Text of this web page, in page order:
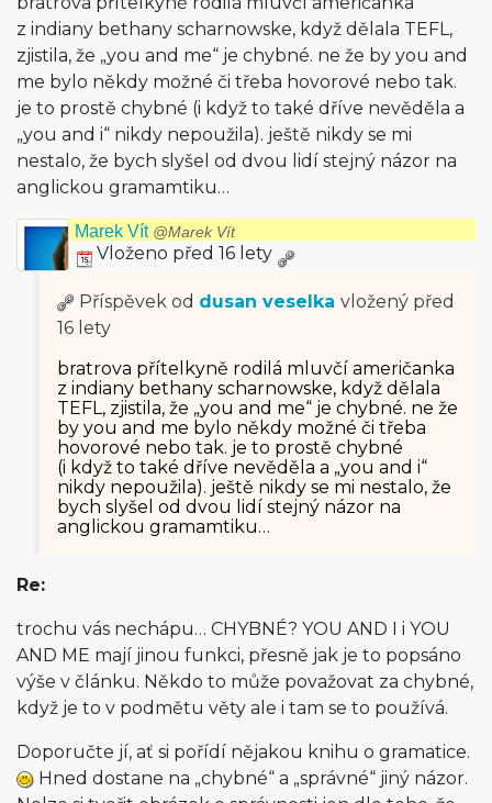
z indiany bethany scharnowske, když dělala TEFL,
zjistila, že „you and me“ je chybné. ne že by you and
me bylo někdy možné či třeba hovorové nebo tak.
je to prostě chybné (i když to také dříve nevěděla a
„you and i“ nikdy nepoužila). ještě nikdy se mi
nestalo, že bych slyšel od dvou lidí stejný názor na
anglickou gramamtiku…
Marek Vít @Marek Vít
Vloženo před 16 lety
Příspěvek od dusan veselka vložený před
16 lety
bratrova přítelkyně rodilá mluvčí američanka
z indiany bethany scharnowske, když dělala
TEFL, zjistila, že „you and me“ je chybné. ne že
by you and me bylo někdy možné či třeba
hovorové nebo tak. je to prostě chybné
(i když to také dříve nevěděla a „you and i“
nikdy nepoužila). ještě nikdy se mi nestalo, že
bych slyšel od dvou lidí stejný názor na
anglickou gramamtiku…
Re:
trochu vás nechápu… CHYBNÉ? YOU AND I i YOU
AND ME mají jinou funkci, přesně jak je to popsáno
výše v článku. Někdo to může považovat za chybné,
když je to v podmětu věty ale i tam se to používá.
Doporučte jí, ať si pořídí nějakou knihu o gramatice.
Hned dostane na „chybné“ a „správné“ jiný názor.